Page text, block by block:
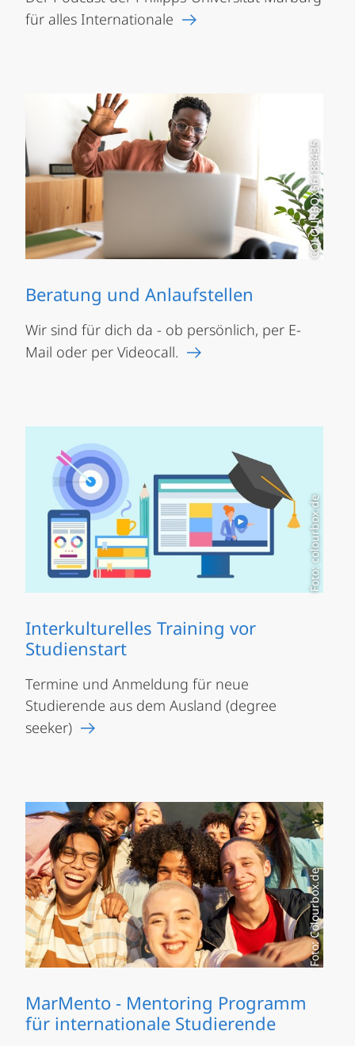
für alles Internationale
COLOURBOX56183435
Beratung und Anlaufstellen
Wir sind für dich da - ob persönlich, per E-
Mail oder per Videocall.
Foto: colourbox.de
Interkulturelles Training vor
Studienstart
Termine und Anmeldung für neue
Studierende aus dem Ausland (degree
seeker)
Foto: Colourbox.de
MarMento - Mentoring Programm
für internationale Studierende